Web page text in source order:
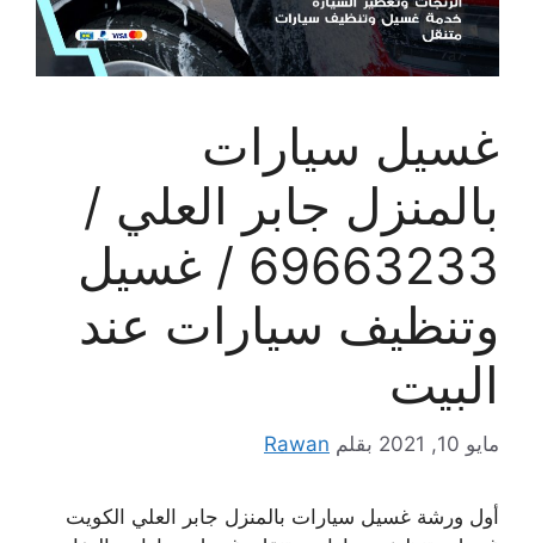
غسيل سيارات
بالمنزل جابر العلي /
69663233 / غسيل
وتنظيف سيارات عند
البيت
مايو 10, 2021 بقلم Rawan
أول ورشة غسيل سيارات بالمنزل جابر العلي الكويت